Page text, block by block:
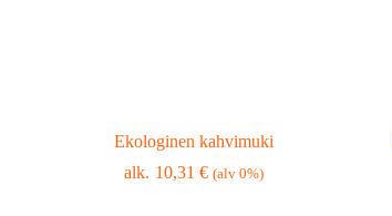
Ekologinen kahvimuki
10,31 € (alv 0%)